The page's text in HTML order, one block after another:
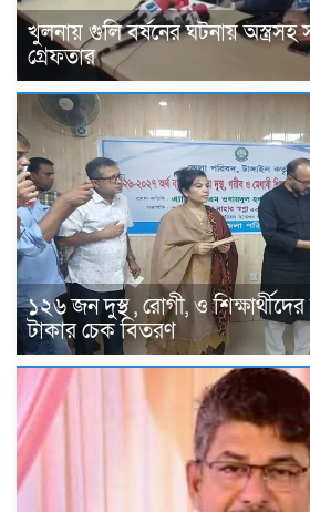
খুলনায় গুলি বর্ষনের ঘটনায় অস্ত্রসহ
গ্রেফতার
১২৬ জন দুস্থ , রোগী, ও
টাকার চেক বিতরণ